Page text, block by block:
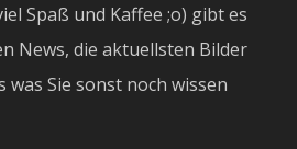
Spaß und Kaffee ;o) gibt es
News, die aktuellsten Bilder
was Sie sonst noch wissen